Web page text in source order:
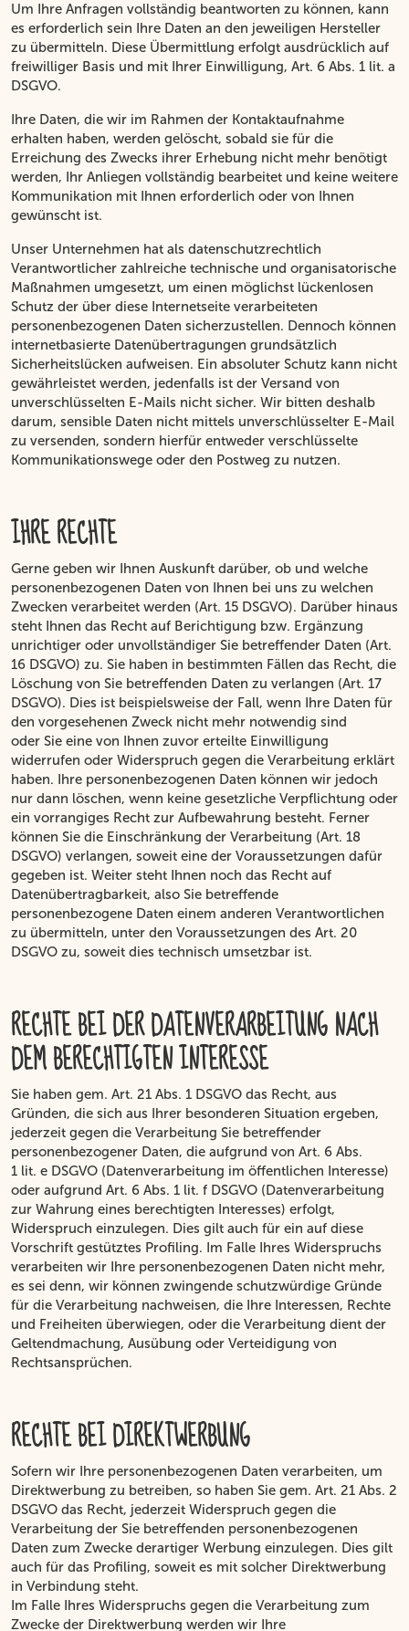
Um Ihre Anfragen vollständig beantworten zu können, kann
es erforderlich sein Ihre Daten an den jeweiligen Hersteller
zu übermitteln. Diese Übermittlung erfolgt ausdrücklich auf
freiwilliger Basis und mit Ihrer Einwilligung, Art. 6 Abs. 1 lit. a
DSGVO.
Ihre Daten, die wir im Rahmen der Kontaktaufnahme
erhalten haben, werden gelöscht, sobald sie für die
Erreichung des Zwecks ihrer Erhebung nicht mehr benötigt
werden, Ihr Anliegen vollständig bearbeitet und keine weitere
Kommunikation mit Ihnen erforderlich oder von Ihnen
gewünscht ist.
Unser Unternehmen hat als datenschutzrechtlich
Verantwortlicher zahlreiche technische und organisatorische
Maßnahmen umgesetzt, um einen möglichst lückenlosen
Schutz der über diese Internetseite verarbeiteten
personenbezogenen Daten sicherzustellen. Dennoch können
internetbasierte Datenübertragungen grundsätzlich
Sicherheitslücken aufweisen. Ein absoluter Schutz kann nicht
gewährleistet werden, jedenfalls ist der Versand von
unverschlüsselten E-Mails nicht sicher. Wir bitten deshalb
darum, sensible Daten nicht mittels unverschlüsselter E-Mail
zu versenden, sondern hierfür entweder verschlüsselte
Kommunikationswege oder den Postweg zu nutzen.
IHRE RECHTE
Gerne geben wir Ihnen Auskunft darüber, ob und welche
personenbezogenen Daten von Ihnen bei uns zu welchen
Zwecken verarbeitet werden (Art. 15 DSGVO). Darüber hinaus
steht Ihnen das Recht auf Berichtigung bzw. Ergänzung
unrichtiger oder unvollständiger Sie betreffender Daten (Art.
16 DSGVO) zu. Sie haben in bestimmten Fällen das Recht, die
Löschung von Sie betreffenden Daten zu verlangen (Art. 17
DSGVO). Dies ist beispielsweise der Fall, wenn Ihre Daten für
den vorgesehenen Zweck nicht mehr notwendig sind
oder Sie eine von Ihnen zuvor erteilte Einwilligung
widerrufen oder Widerspruch gegen die Verarbeitung erklärt
haben. Ihre personenbezogenen Daten können wir jedoch
nur dann löschen, wenn keine gesetzliche Verpflichtung oder
ein vorrangiges Recht zur Aufbewahrung besteht. Ferner
können Sie die Einschränkung der Verarbeitung (Art. 18
DSGVO) verlangen, soweit eine der Voraussetzungen dafür
gegeben ist. Weiter steht Ihnen noch das Recht auf
Datenübertragbarkeit, also Sie betreffende
personenbezogene Daten einem anderen Verantwortlichen
zu übermitteln, unter den Voraussetzungen des Art. 20
DSGVO zu, soweit dies technisch umsetzbar ist.
RECHTE BEI DER DATENVERARBEITUNG NACH
DEM BERECHTIGTEN INTERESSE
Sie haben gem. Art. 21 Abs. 1 DSGVO das Recht, aus
Gründen, die sich aus Ihrer besonderen Situation ergeben,
jederzeit gegen die Verarbeitung Sie betreffender
personenbezogener Daten, die aufgrund von Art. 6 Abs.
1 lit. e DSGVO (Datenverarbeitung im öffentlichen Interesse)
oder aufgrund Art. 6 Abs. 1 lit. f DSGVO (Datenverarbeitung
zur Wahrung eines berechtigten Interesses) erfolgt,
Widerspruch einzulegen. Dies gilt auch für ein auf diese
Vorschrift gestütztes Profiling. Im Falle Ihres Widerspruchs
verarbeiten wir Ihre personenbezogenen Daten nicht mehr,
es sei denn, wir können zwingende schutzwürdige Gründe
für die Verarbeitung nachweisen, die Ihre Interessen, Rechte
und Freiheiten überwiegen, oder die Verarbeitung dient der
Geltendmachung, Ausübung oder Verteidigung von
Rechtsansprüchen.
RECHTE BEI DIREKTWERBUNG
Sofern wir Ihre personenbezogenen Daten verarbeiten, um
Direktwerbung zu betreiben, so haben Sie gem. Art. 21 Abs. 2
DSGVO das Recht, jederzeit Widerspruch gegen die
Verarbeitung der Sie betreffenden personenbezogenen
Daten zum Zwecke derartiger Werbung einzulegen. Dies gilt
auch für das Profiling, soweit es mit solcher Direktwerbung
in Verbindung steht.
Im Falle Ihres Widerspruchs gegen die Verarbeitung zum
Zwecke der Direktwerbung werden wir Ihre